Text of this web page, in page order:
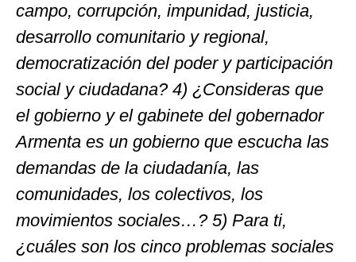
campo, corrupción, impunidad, justicia,
desarrollo comunitario y regional,
democratización del poder y participación
social y ciudadana? 4) ¿Consideras que
el gobierno y el gabinete del gobernador
Armenta es un gobierno que escucha las
demandas de la ciudadanía, las
comunidades, los colectivos, los
movimientos sociales…? 5) Para ti,
¿cuáles son los cinco problemas sociales